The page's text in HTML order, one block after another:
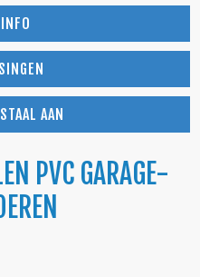
AAN
PVC GARAGE-